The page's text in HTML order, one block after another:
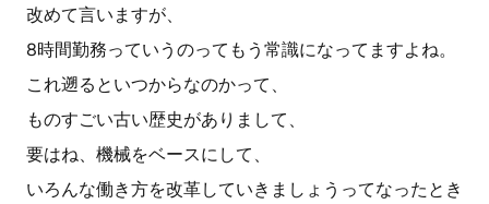
改めて言いますが、
8時間勤務っていうのってもう常識になってますよね。
これ遡るといつからなのかって、
ものすごい古い歴史がありまして、
要はね、機械をベースにして、
いろんな働き方を改革していきましょうってなったとき